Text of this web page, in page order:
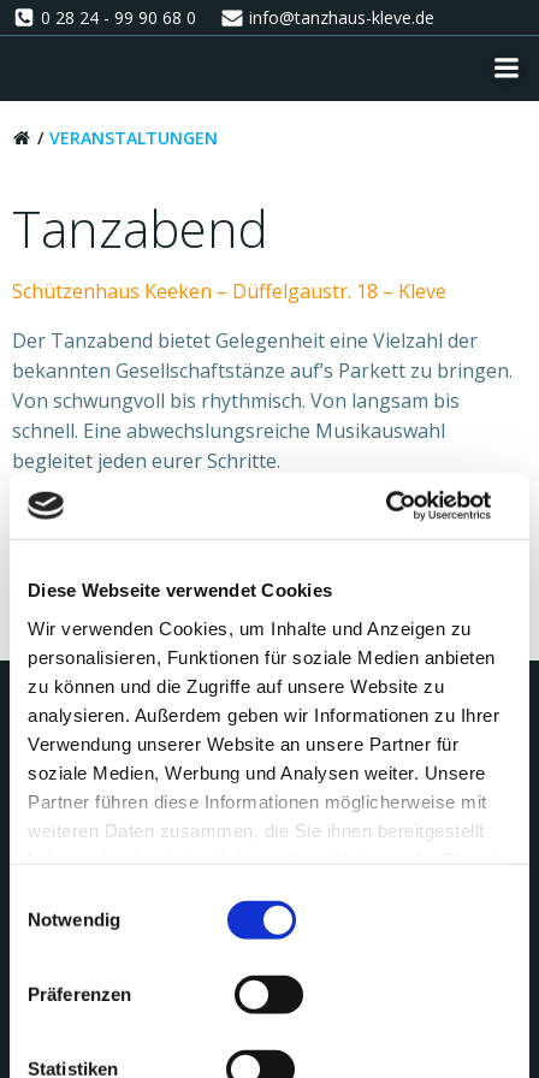
Diese Webseite verwendet Cookies
Wir verwenden Cookies, um Inhalte und Anzeigen zu
personalisieren, Funktionen für soziale Medien anbieten
zu können und die Zugriffe auf unsere Website zu
analysieren. Außerdem geben wir Informationen zu Ihrer
Verwendung unserer Website an unsere Partner für
soziale Medien, Werbung und Analysen weiter. Unsere
Partner führen diese Informationen möglicherweise mit
weiteren Daten zusammen, die Sie ihnen bereitgestellt
Notwendig
Präferenzen
Statistiken
Zum
Inhalt
0 28 24 - 99 90 68 0 info@tanzhaus-kleve.de
VERANSTALTUNGEN
Tanzabend
Schützenhaus Keeken – Düffelgaustr. 18 – Kleve
Der Tanzabend bietet Gelegenheit eine Vielzahl der
bekannten Gesellschaftstänze auf’s Parkett zu bringen.
Von schwungvoll bis rhythmisch. Von langsam bis
schnell. Eine abwechslungsreiche Musikauswahl
begleitet jeden eurer Schritte.
Kühle Drinks stehen bereit!
Impressum
Kontakt
Veranstaltungen
Datenschutzerklärung